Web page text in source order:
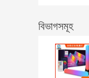
বিভাগসমূহ